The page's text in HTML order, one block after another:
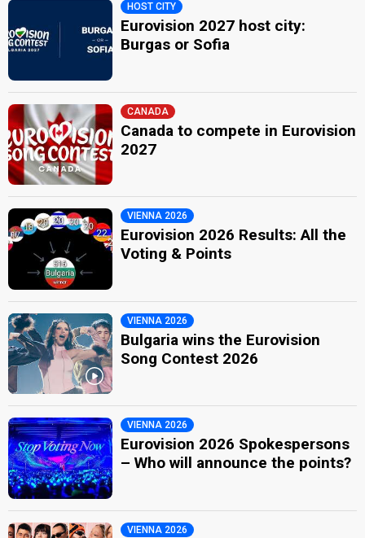
HOST CITY
Eurovision 2027 host city:
Burgas or Sofia
CANADA
Canada to compete in Eurovision
2027
VIENNA 2026
Eurovision 2026 Results: All the
Voting & Points
VIENNA 2026
Bulgaria wins the Eurovision
Song Contest 2026
VIENNA 2026
Eurovision 2026 Spokespersons
– Who will announce the points?
VIENNA 2026